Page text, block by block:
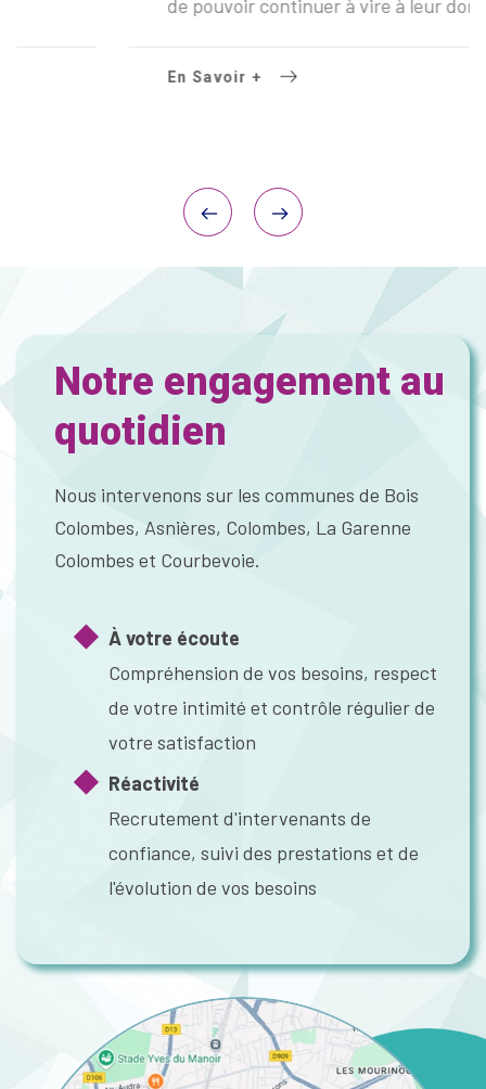
de pouvoir continuer à vire à leur domicile
Notre engagement au
quotidien
Nous intervenons sur les communes de Bois
Colombes, Asnières, Colombes, La Garenne
Colombes et Courbevoie.
À votre écoute
Compréhension de vos besoins, respect
de votre intimité et contrôle régulier de
votre satisfaction
Réactivité
Recrutement d'intervenants de
confiance, suivi des prestations et de
l'évolution de vos besoins